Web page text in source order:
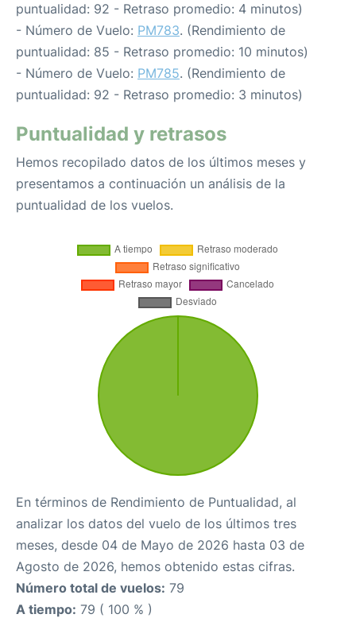
puntualidad: 92 - Retraso promedio: 4 minutos)
- Número de Vuelo: PM783. (Rendimiento de
puntualidad: 85 - Retraso promedio: 10 minutos)
- Número de Vuelo: PM785. (Rendimiento de
puntualidad: 92 - Retraso promedio: 3 minutos)
Puntualidad y retrasos
Hemos recopilado datos de los últimos meses y
presentamos a continuación un análisis de la
puntualidad de los vuelos.
En términos de Rendimiento de Puntualidad, al
analizar los datos del vuelo de los últimos tres
meses, desde 04 de Mayo de 2026 hasta 03 de
Agosto de 2026, hemos obtenido estas cifras.
Número total de vuelos: 79
A tiempo: 79 ( 100 % )